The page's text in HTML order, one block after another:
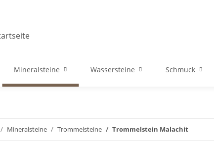
Mineralsteine Wassersteine Schmuck
Mineralsteine Trommelsteine Trommelstein Malachit